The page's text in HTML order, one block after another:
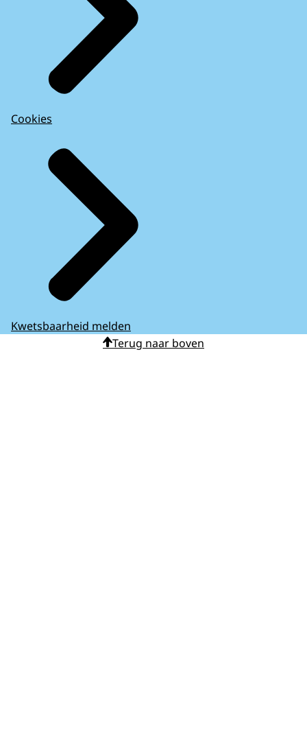
Cookies
Kwetsbaarheid melden
Terug naar boven